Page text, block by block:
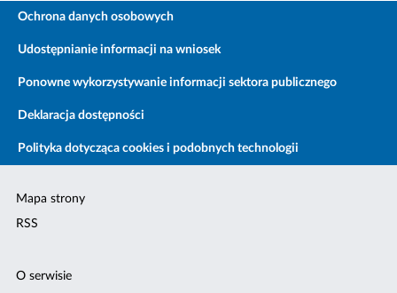
Ochrona danych osobowych
Udostępnianie informacji na wniosek
Ponowne wykorzystywanie informacji sektora publicznego
Deklaracja dostępności
Polityka dotycząca cookies i podobnych technologii
Mapa strony
RSS
O serwisie